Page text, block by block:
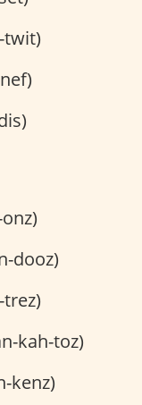
twit)
dooz)
kah-toz)
kenz)